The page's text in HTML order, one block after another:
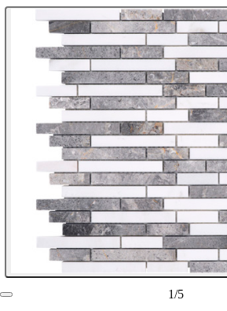
1/5